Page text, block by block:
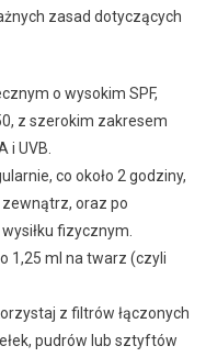
zasad dotyczących
o wysokim SPF,
z szerokim zakresem
i UVB.
co około 2 godziny,
oraz po
fizycznym.
1,25 ml na twarz (czyli
z filtrów łączonych
pudrów lub sztyftów